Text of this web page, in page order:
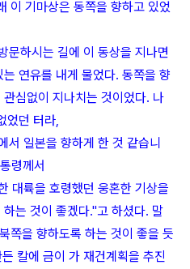
이 기마상은 동쪽을 향하고 있었
문하시는 길에 이 동상을 지나면
연유를 내게 물었다. 동쪽을 향
심없이 지나치는 것이었다. 나
었던 터라,
서 일본을 향하게 한 것 같습니
령께서
대륙을 호령했던 웅혼한 기상을
는 것이 좋겠다."고 하셨다. 말
쪽을 향하도록 하는 것이 좋을 듯
칼에 금이 가 재건계획을 추진